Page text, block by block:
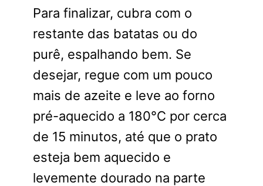
Para finalizar, cubra com o
restante das batatas ou do
purê, espalhando bem. Se
desejar, regue com um pouco
mais de azeite e leve ao forno
pré-aquecido a 180°C por cerca
de 15 minutos, até que o prato
esteja bem aquecido e
levemente dourado na parte